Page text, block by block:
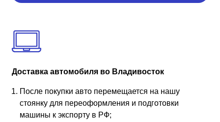
Доставка автомобиля во Владивосток
После покупки авто перемещается на нашу
стоянку для переоформления и подготовки
машины к экспорту в РФ;